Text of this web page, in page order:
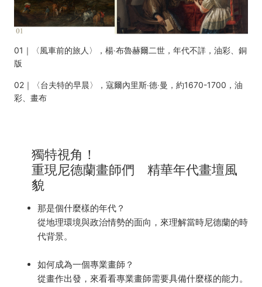
01｜〈風車前的旅人〉，楊‧布魯赫爾二世，年代不詳，油彩、銅
版
02｜〈台夫特的早晨〉，寇爾內里斯‧德‧曼，約1670-1700，油
彩、畫布
獨特視角！
重現尼德蘭畫師們 精華年代畫壇風
貌
那是個什麼樣的年代？
從地理環境與政治情勢的面向，來理解當時尼德蘭的時
代背景。
如何成為一個專業畫師？
從畫作出發，來看看專業畫師需要具備什麼樣的能力。